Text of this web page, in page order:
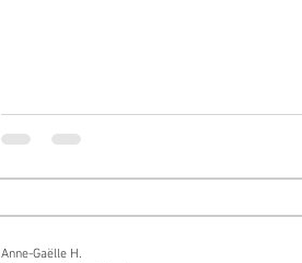
Anne-Gaëlle H.